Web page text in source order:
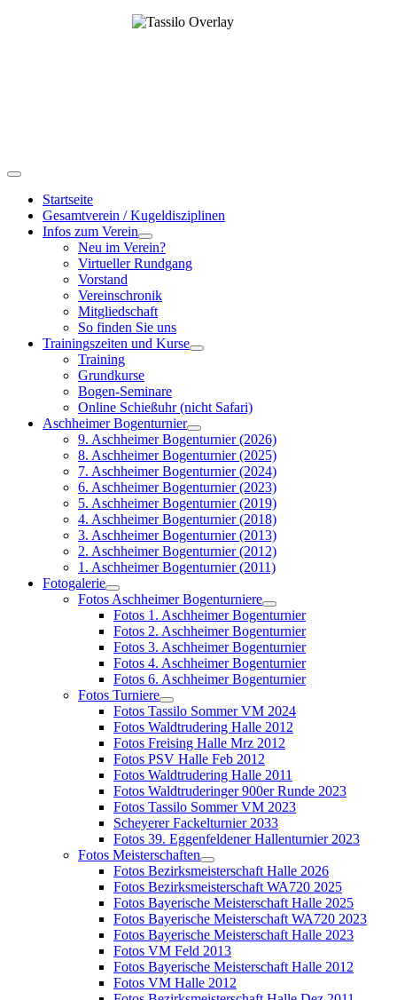
Startseite
Gesamtverein / Kugeldisziplinen
Infos zum Verein
Neu im Verein?
Virtueller Rundgang
Vorstand
Vereinschronik
Mitgliedschaft
So finden Sie uns
Trainingszeiten und Kurse
Training
Grundkurse
Bogen-Seminare
Online Schießuhr (nicht Safari)
Aschheimer Bogenturnier
9. Aschheimer Bogenturnier (2026)
8. Aschheimer Bogenturnier (2025)
7. Aschheimer Bogenturnier (2024)
6. Aschheimer Bogenturnier (2023)
5. Aschheimer Bogenturnier (2019)
4. Aschheimer Bogenturnier (2018)
3. Aschheimer Bogenturnier (2013)
2. Aschheimer Bogenturnier (2012)
1. Aschheimer Bogenturnier (2011)
Fotogalerie
Fotos Aschheimer Bogenturniere
Fotos 1. Aschheimer Bogenturnier
Fotos 2. Aschheimer Bogenturnier
Fotos 3. Aschheimer Bogenturnier
Fotos 4. Aschheimer Bogenturnier
Fotos 6. Aschheimer Bogenturnier
Fotos Turniere
Fotos Tassilo Sommer VM 2024
Fotos Waldtrudering Halle 2012
Fotos Freising Halle Mrz 2012
Fotos PSV Halle Feb 2012
Fotos Waldtrudering Halle 2011
Fotos Waldtruderinger 900er Runde 2023
Fotos Tassilo Sommer VM 2023
Scheyerer Fackelturnier 2033
Fotos 39. Eggenfeldener Hallenturnier 2023
Fotos Meisterschaften
Fotos Bezirksmeisterschaft Halle 2026
Fotos Bezirksmeisterschaft WA720 2025
Fotos Bayerische Meisterschaft Halle 2025
Fotos Bayerische Meisterschaft WA720 2023
Fotos Bayerische Meisterschaft Halle 2023
Fotos VM Feld 2013
Fotos Bayerische Meisterschaft Halle 2012
Fotos VM Halle 2012